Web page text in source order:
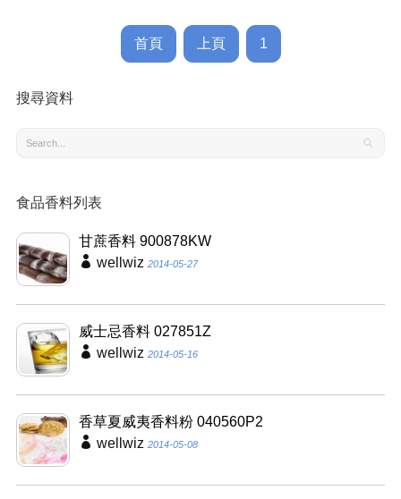
首頁 上頁 1
搜尋資料
食品香料列表
甘蔗香料 900878KW
wellwiz 2014-05-27
威士忌香料 027851Z
wellwiz 2014-05-16
香草夏威夷香料粉 040560P2
wellwiz 2014-05-08